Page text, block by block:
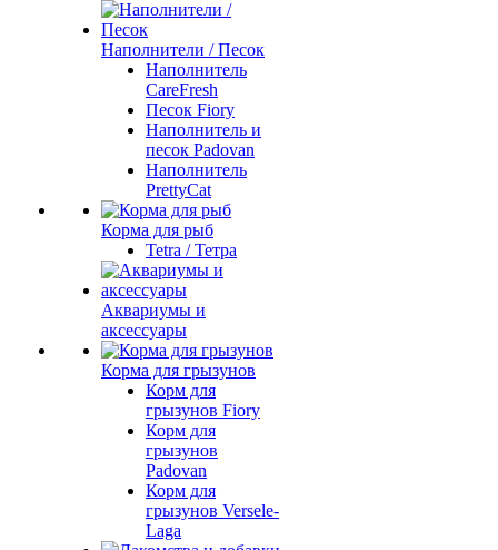
Наполнители / Песок
Наполнитель
CareFresh
Песок Fiory
Наполнитель и
песок Padovan
Наполнитель
PrettyCat
Корма для рыб
Tetra / Тетра
Аквариумы и
аксессуары
Корма для грызунов
Корм для
грызунов Fiory
Корм для
грызунов
Padovan
Корм для
грызунов Versele-
Laga